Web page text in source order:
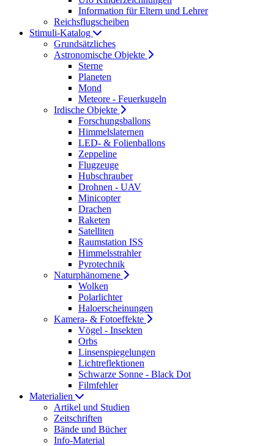
Information für Eltern und Lehrer
Reichsflugscheiben
Stimuli-Katalog
Grundsätzliches
Astronomische Objekte
Sterne
Planeten
Mond
Meteore - Feuerkugeln
Irdische Objekte
Forschungsballons
Himmelslaternen
LED- & Folienballons
Zeppeline
Flugzeuge
Hubschrauber
Drohnen - UAV
Minicopter
Drachen
Raketen
Satelliten
Raumstation ISS
Himmelsstrahler
Pyrotechnik
Naturphänomene
Wolken
Polarlichter
Haloerscheinungen
Kamera- & Fotoeffekte
Vögel - Insekten
Orbs
Linsenspiegelungen
Lichtreflektionen
Schwarze Sonne - Black Dot
Filmfehler
Materialien
Artikel und Studien
Zeitschriften
Bände und Bücher
Info-Material